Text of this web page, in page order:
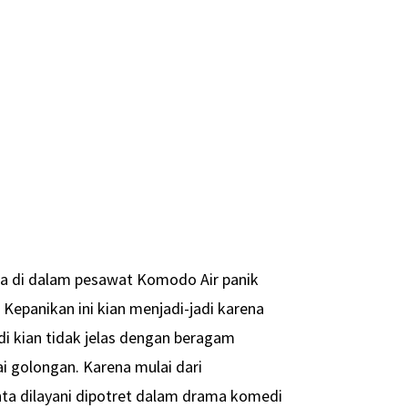
di dalam pesawat Komodo Air panik
ini kian menjadi-jadi karena
kian tidak jelas dengan beragam
golongan. Karena mulai dari
dilayani dipotret dalam drama komedi